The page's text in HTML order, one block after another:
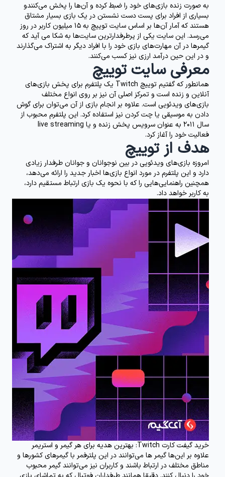
به صورت زنده بازی‌های خود را ضبط کرده و آن‌ها را پخش می‌کنندو
بسیاری از افراد برای پست دست نشستن در یک بازی بسیار مشتاق
هستند که آمار آن‌ها بر اساس سایت توییچ به 15 میلیون کاربر در روز
می‌رسد. این سایت یکی از پرطرفدارترین سایت‌ها به شکا می آید که
گیمرها در آن مهارت‌های بازی خود را با افراد دیگر به اشتراک می‌گذارند
و در این حین درآمد ارزی نیز کسب می‌کنند.
معرفی سایت توییچ
همانطور که گفتیم توییچ Twitch یک پلتفرم برای پخش بازی‌های
آنلاین و زنده است و تمرکز اصلی آن نیز بر روی انواع مختلف
بازی‌های ویدئویی است. علاوه بر انجام بازی از آن می‌توان برای گوش
دادن به موسیقی یا چت کردن نیز استفاده کرد. این پلتفرم محبوب از
سال 2011 به عنوان سرویس پخش زنده و یا live streaming
فعالیت خود را آغاز کرد.
هدف از توییچ
امروزه بازی‌های ویدئویی در بین نوجوانان و جوانان طرفدار زیادی
دارد و این پلتفرم در مورد انواع بازی‌ها اخبار جدید را ارائه می‌دهد،
همچنین راهنمایی‌هایی را که با نحوه یک بازی ارتباط مستقیم دارد،
به کاربر خواهد داد.
خرید گیفت کارت Twitch: بهترین هدیه برای هر گیمر و استریمر
علاوه بر این‌ها گیمر ها می‌توانند در این پلترفمر با گیمرهای کشورها و
مناطق مختلف در ارتباط باشند و کاربران نیز می‌توانند گیمر محبوب